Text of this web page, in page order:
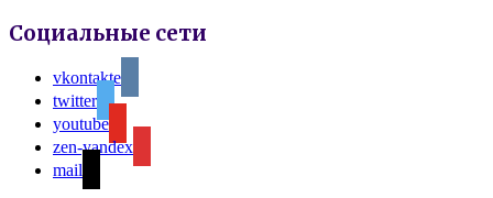
Социальные сети
vkontakte
twitter
youtube
zen-yandex
mail